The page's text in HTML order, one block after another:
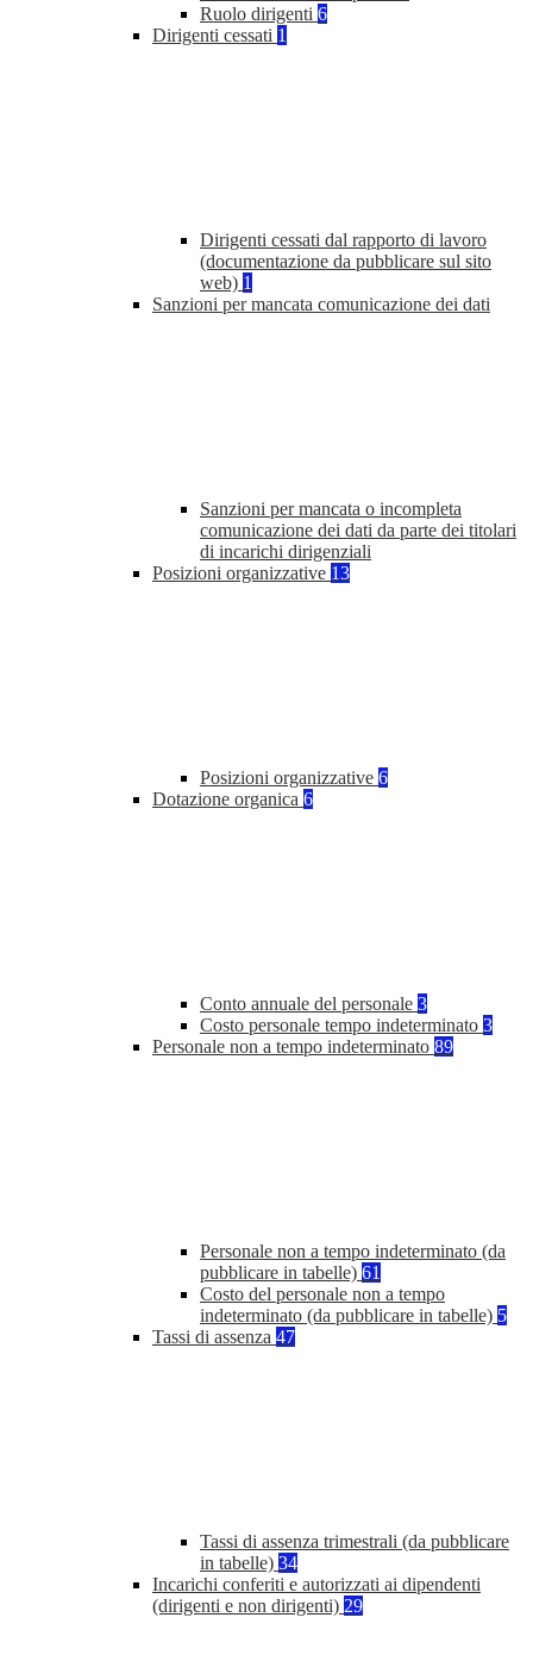
Ruolo dirigenti 6
Dirigenti cessati 1
Dirigenti cessati dal rapporto di lavoro
(documentazione da pubblicare sul sito
web) 1
Sanzioni per mancata comunicazione dei dati
Sanzioni per mancata o incompleta
comunicazione dei dati da parte dei titolari
di incarichi dirigenziali
Posizioni organizzative 13
Posizioni organizzative 6
Dotazione organica 6
Conto annuale del personale 3
Costo personale tempo indeterminato 3
Personale non a tempo indeterminato 89
Personale non a tempo indeterminato (da
pubblicare in tabelle) 61
Costo del personale non a tempo
indeterminato (da pubblicare in tabelle) 5
Tassi di assenza 47
Tassi di assenza trimestrali (da pubblicare
in tabelle) 34
Incarichi conferiti e autorizzati ai dipendenti
(dirigenti e non dirigenti) 29